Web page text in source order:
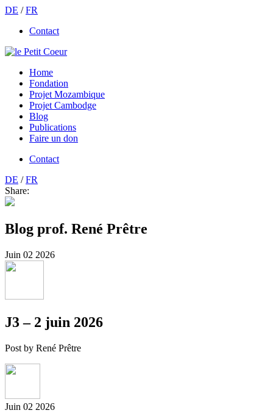
DE /FR
Contact
Home
Fondation
Projet Mozambique
Projet Cambodge
Blog
Publications
Faire un don
Contact
DE /FR
Share:
Blog prof. René Prêtre
Juin 02 2026
J3 – 2 juin 2026
Post by René Prêtre
Juin 02 2026